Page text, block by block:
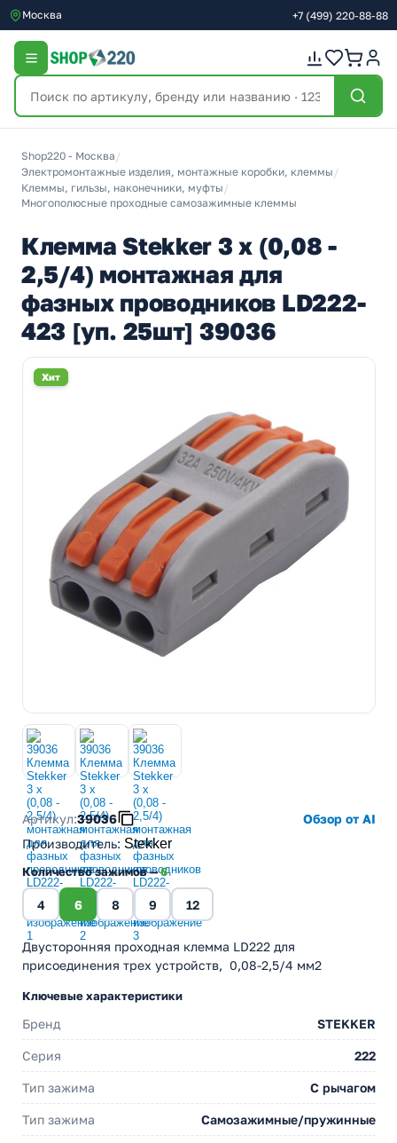
Москва +7 (499) 220-88-88
Shop220 - Москва /
Электромонтажные изделия, монтажные коробки, клеммы /
Клеммы, гильзы, наконечники, муфты /
Многополюсные проходные самозажимные клеммы
Клемма Stekker 3 х (0,08 -
2,5/4) монтажная для
фазных проводников LD222-
423 [уп. 25шт] 39036
Хит
Артикул:39036
Обзор от AI
Производитель: Stekker
Количество зажимов —6
4 6 8 9 12
Двусторонняя проходная клемма LD222 для
присоединения трех устройств, 0,08-2,5/4 мм2
Ключевые характеристики
Бренд STEKKER
Серия 222
Тип зажима С рычагом
Тип зажима Самозажимные/пружинные